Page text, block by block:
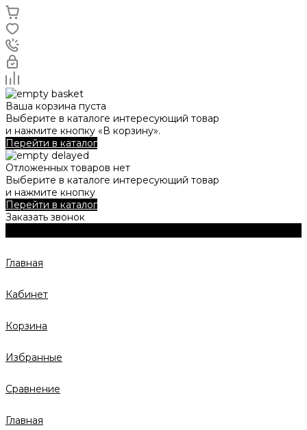
Ваша корзина пуста
Выберите в каталоге интересующий товар
и нажмите кнопку «В корзину».
Перейти в каталог
Отложенных товаров нет
Выберите в каталоге интересующий товар
и нажмите кнопку
Перейти в каталог
Заказать звонок
Главная
Кабинет
Корзина
Избранные
Сравнение
Главная